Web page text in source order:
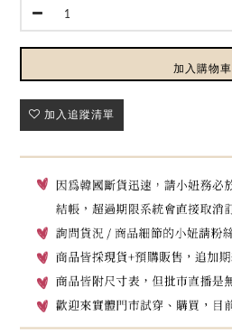
加入購物車
加入追蹤清單